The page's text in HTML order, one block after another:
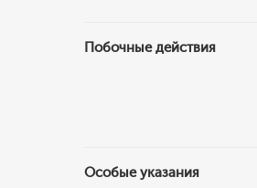
Побочные действия
Особые указания